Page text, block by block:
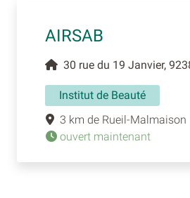
AIRSAB
30 rue du 19 Janvier,
Institut de Beauté
3 km de Rueil-Malmaison
ouvert maintenant